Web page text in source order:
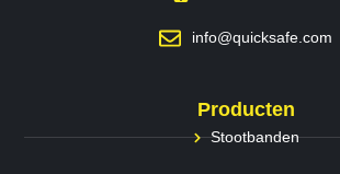
info@quicksafe.com
Producten
Stootbanden